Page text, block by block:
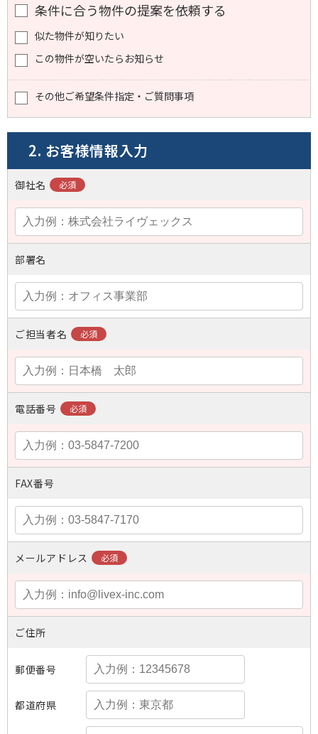
条件に合う物件の提案を依頼する
似た物件が知りたい
この物件が空いたらお知らせ
その他ご希望条件指定・ご質問事項
2. お客様情報入力
御社名
部署名
ご担当者名
電話番号
FAX番号
メールアドレス
ご住所
郵便番号
都道府県